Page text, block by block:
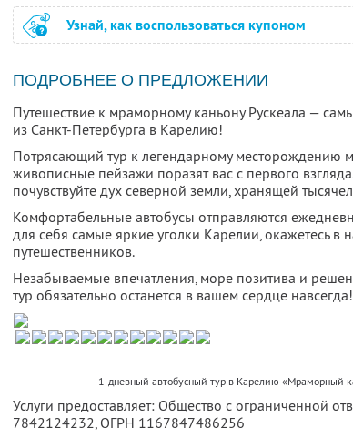
Узнай, как воспользоваться купоном
ПОДРОБНЕЕ О ПРЕДЛОЖЕНИИ
Путешествие к мраморному каньону Рускеала —
из Санкт-Петербурга в Карелию!
Потрясающий тур к легендарному месторождению
живописные пейзажи поразят вас с первого
почувствуйте дух северной земли, хранящей
Комфортабельные автобусы отправляются
для себя самые яркие уголки Карелии, окажетесь
путешественников.
Незабываемые впечатления, море позитива и
тур обязательно останется в вашем сердце навсегда!
1-дневный автобусный тур в Карелию «Мраморный
Услуги предоставляет: Общество с ограниченной
7842124232, ОГРН 1167847486256